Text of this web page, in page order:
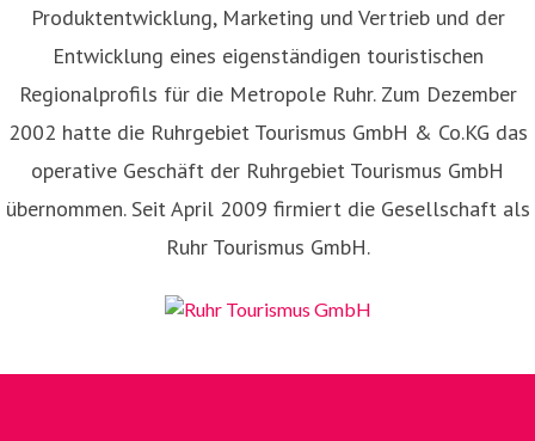
Produktentwicklung, Marketing und Vertrieb und der
Entwicklung eines eigenständigen touristischen
Regionalprofils für die Metropole Ruhr. Zum Dezember
2002 hatte die Ruhrgebiet Tourismus GmbH & Co.KG das
operative Geschäft der Ruhrgebiet Tourismus GmbH
übernommen. Seit April 2009 firmiert die Gesellschaft als
Ruhr Tourismus GmbH.